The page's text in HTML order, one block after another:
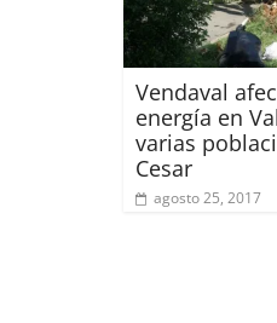
Vendaval
energía en
varias
Cesar
agosto 25, 2017